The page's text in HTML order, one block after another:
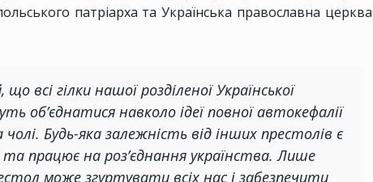
патріарха та Українська православна церква
всі гілки нашої розділеної Української
об’єднатися навколо ідеї повної автокефалії
Будь-яка залежність від інших престолів є
працює на роз’єднання українства. Лише
може згуртувати всіх нас і забезпечити